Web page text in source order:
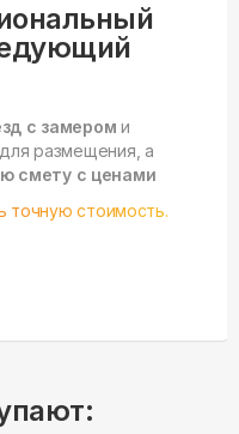
с замером и
размещения, а
смету с ценами
точную стоимость.